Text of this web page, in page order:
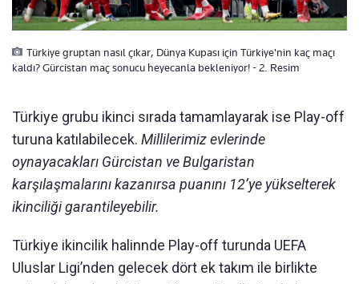
Türkiye gruptan nasıl çıkar, Dünya Kupası için Türkiye'nin kaç maçı
kaldı? Gürcistan maç sonucu heyecanla bekleniyor! - 2. Resim
Türkiye grubu ikinci sırada tamamlayarak ise Play-off
turuna katılabilecek. Millilerimiz evlerinde
oynayacakları Gürcistan ve Bulgaristan
karşılaşmalarını kazanırsa puanını 12’ye yükselterek
ikinciliği garantileyebilir.
Türkiye ikincilik halinnde Play-off turunda UEFA
Uluslar Ligi’nden gelecek dört ek takım ile birlikte